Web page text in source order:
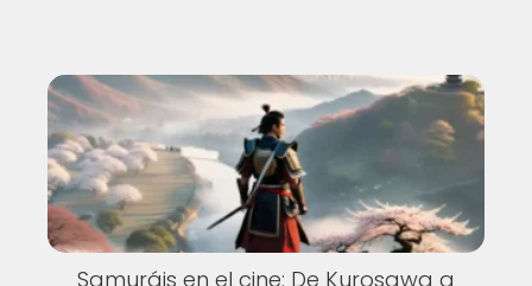
Samuráis en el cine: De Kurosawa a